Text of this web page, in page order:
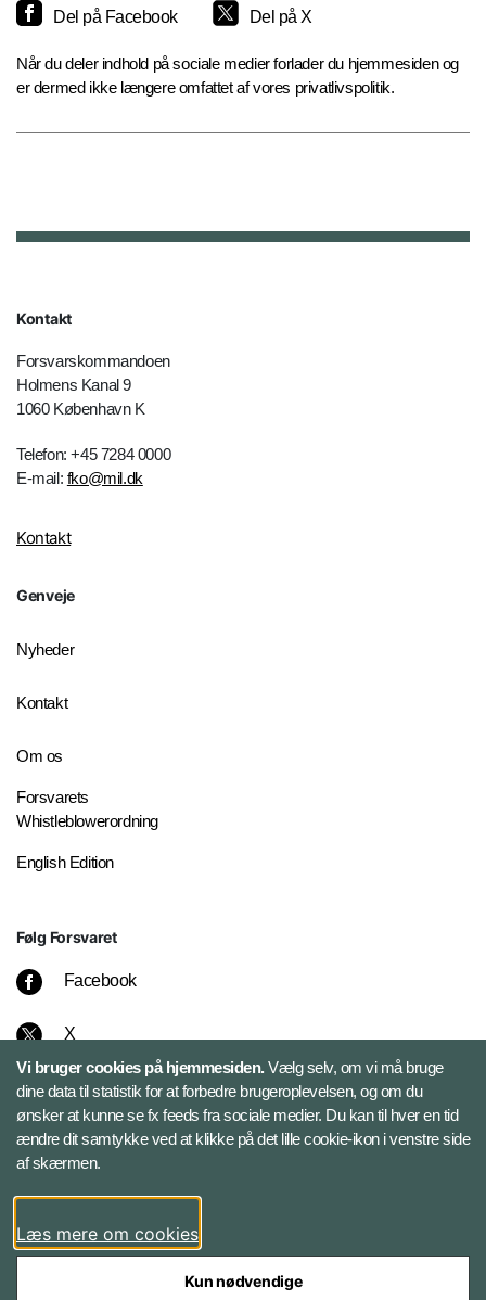
Del på Facebook Del på X
Når du deler indhold på sociale medier forlader du hjemmesiden og
er dermed ikke længere omfattet af vores privatlivspolitik.
Kontakt
Forsvarskommandoen
Holmens Kanal 9
1060 København K
Telefon: +45 7284 0000
E-mail: fko@mil.dk
Kontakt
Genveje
Nyheder
Kontakt
Om os
Forsvarets
Whistleblowerordning
English Edition
Følg Forsvaret
Facebook
X
Instagram
Bluesky
LinkedIn
Vi bruger cookies på hjemmesiden.Vælg selv, om vi må bruge
dine data til statistik for at forbedre brugeroplevelsen, og om du
ønsker at kunne se fx feeds fra sociale medier. Du kan til hver en tid
ændre dit samtykke ved at klikke på det lille cookie-ikon i venstre side
af skærmen.
Læs mere om cookies
Kun nødvendige